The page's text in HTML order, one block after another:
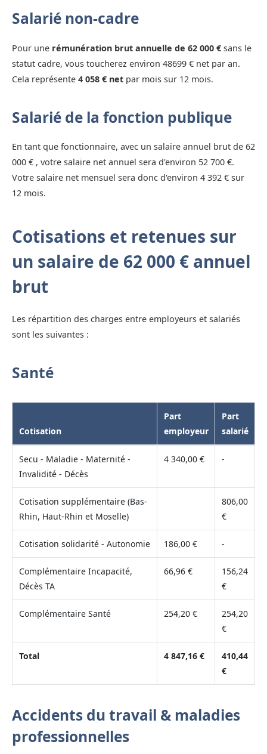
Salarié non-cadre
Pour une rémunération brut annuelle de 62 000 € sans le
statut cadre, vous toucherez environ 48699 € net par an.
Cela représente 4 058 € net par mois sur 12 mois.
Salarié de la fonction publique
En tant que fonctionnaire, avec un salaire annuel brut de 62
000 € , votre salaire net annuel sera d'environ 52 700 €.
Votre salaire net mensuel sera donc d'environ 4 392 € sur
12 mois.
Cotisations et retenues sur
un salaire de 62 000 € annuel
brut
Les répartition des charges entre employeurs et salariés
sont les suivantes :
Santé
Cotisation
Part
employeur
Part
salarié
Secu - Maladie - Maternité -
Invalidité - Décès
4 340,00 € -
Cotisation supplémentaire (Bas-
Rhin, Haut-Rhin et Moselle)
806,00
€
Cotisation solidarité - Autonomie 186,00 € -
Complémentaire Incapacité,
Décès TA
66,96 €
156,24
€
Complémentaire Santé 254,20 €
254,20
€
Total 4 847,16 €
410,44
€
Accidents du travail & maladies
professionnelles